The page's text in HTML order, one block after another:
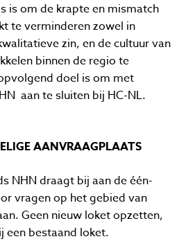
is om de krapte en mismatch
te verminderen zowel in
zin, en de cultuur van
binnen de regio te
doel is om met
aan te sluiten bij HC-NL.
AANVRAAGPLAATS
NHN draagt bij aan de één-
vragen op het gebied van
Geen nieuw loket opzetten,
een bestaand loket.